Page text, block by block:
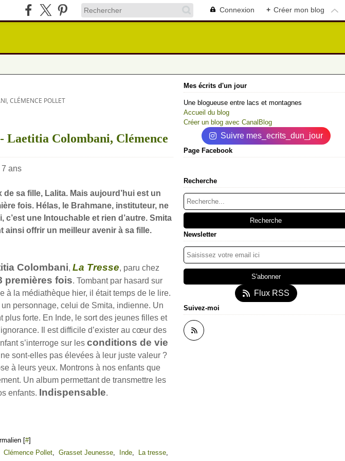
Connexion + Créer mon blog
CLÉMENCE POLLET
Laetitia Colombani, Clémence
ans
sa fille, Lalita. Mais aujourd’hui est un
fois. Hélas, le Brahmane, instituteur, ne
une Intouchable et rien d’autre. Smita
ainsi offrir un meilleur avenir à sa fille.
Colombani, La Tresse, paru chez
premières fois. Tombant par hasard sur
à la médiathèque hier, il était temps de le lire.
personnage, celui de Smita, indienne. Un
plus forte. En Inde, le sort des jeunes filles et
Il est difficile d’exister au cœur des
s’interroge sur les conditions de vie
sont-elles pas élevées à leur juste valeur ?
à leurs yeux. Montrons à nos enfants que
Un album permettant de transmettre les
enfants. Indispensable.
[#]
Clémence Pollet, Grasset Jeunesse, Inde, La tresse,
Mes écrits d'un jour
Une blogueuse entre lacs et montagnes
Accueil du blog
Créer un blog avec CanalBlog
Suivre mes_ecrits_dun_jour
Page Facebook
Recherche
Newsletter
Flux RSS
Suivez-moi